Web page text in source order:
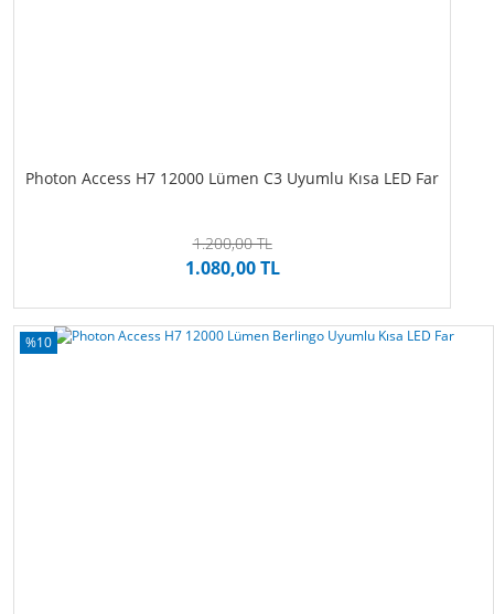
Photon Access H7 12000 Lümen C3 Uyumlu Kısa LED Far
1.200,00 TL
1.080,00 TL
%10